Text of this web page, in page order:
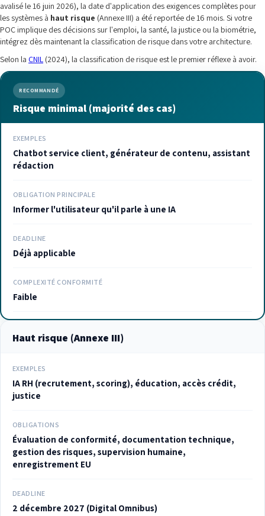
avalisé le 16 juin 2026), la date d'application des exigences complètes pour
les systèmes à haut risque (Annexe III) a été reportée de 16 mois. Si votre
POC implique des décisions sur l'emploi, la santé, la justice ou la biométrie,
intégrez dès maintenant la classification de risque dans votre architecture.
Selon la CNIL (2024), la classification de risque est le premier réflexe à avoir.
RECOMMANDÉ
Risque minimal (majorité des cas)
EXEMPLES
Chatbot service client, générateur de contenu, assistant
rédaction
OBLIGATION PRINCIPALE
Informer l'utilisateur qu'il parle à une IA
DEADLINE
Déjà applicable
COMPLEXITÉ CONFORMITÉ
Faible
Haut risque (Annexe III)
EXEMPLES
IA RH (recrutement, scoring), éducation, accès crédit,
justice
OBLIGATIONS
Évaluation de conformité, documentation technique,
gestion des risques, supervision humaine,
enregistrement EU
DEADLINE
2 décembre 2027 (Digital Omnibus)